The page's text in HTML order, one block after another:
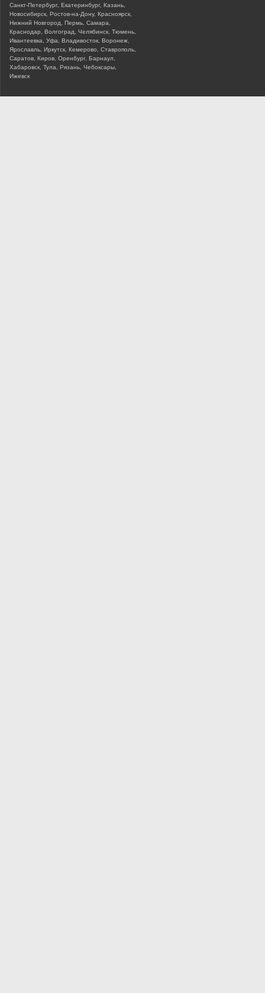
Санкт-Петербург, Екатеринбург, Казань,
Новосибирск, Ростов-на-Дону, Красноярск,
Нижний Новгород, Пермь, Самара,
Краснодар, Волгоград, Челябинск, Тюмень,
Ивантеевка, Уфа, Владивосток, Воронеж,
Ярославль, Иркутск, Кемерово, Ставрополь,
Саратов, Киров, Оренбург, Барнаул,
Хабаровск, Тула, Рязань, Чебоксары,
Ижевск